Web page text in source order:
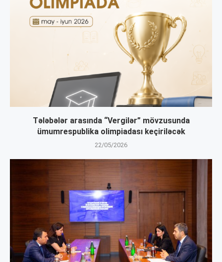
Tələbələr arasında “Vergilər” mövzusunda
ümumrespublika olimpiadası keçiriləcək
22/05/2026